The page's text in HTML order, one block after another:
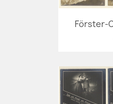
Förster-